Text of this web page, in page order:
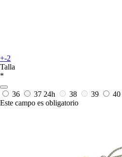
+-2
Talla
*
36 37 24h 38 39 40
Este campo es obligatorio